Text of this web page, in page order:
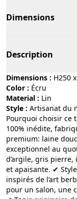
Dimensions
Description
Dimensions : H250
Color :
écru
Material :
lin
Style :
artisanat du
Pourquoi choisir ce
100% inédite,
premium: laine
exceptionnel au
d’argile, gris
et apaisante. ✔
inspirés de l’art
pour un salon, une